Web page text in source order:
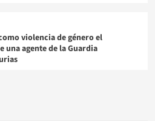
violencia de género el
una agente de la Guardia